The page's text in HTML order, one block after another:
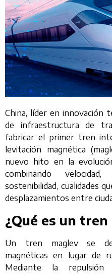
China, líder en innovación
de infraestructura de
fabricar el primer tren
levitación magnética
nuevo hito en la
combinando
sostenibilidad, cualidades
desplazamientos entre
¿Qué es un
Un tren maglev se
magnéticas en lugar de
Mediante la